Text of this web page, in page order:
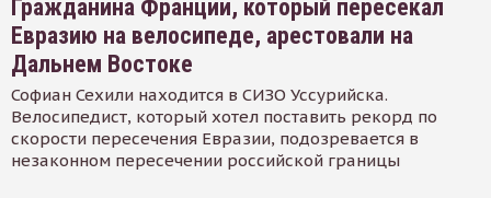
Гражданина Франции, который пересекал
Евразию на велосипеде, арестовали на
Дальнем Востоке
Софиан Сехили находится в СИЗО Уссурийска.
Велосипедист, который хотел поставить рекорд по
скорости пересечения Евразии, подозревается в
незаконном пересечении российской границы